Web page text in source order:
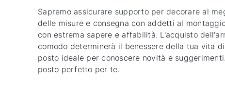
Sapremo assicurare supporto per decorare al
delle misure e consegna con addetti al
con estrema sapere e affabilità. L'acquisto
comodo determinerà il benessere della tua vita
posto ideale per conoscere novità e
posto perfetto per te.